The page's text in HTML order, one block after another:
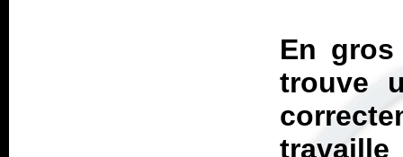
En
trouve
travaille